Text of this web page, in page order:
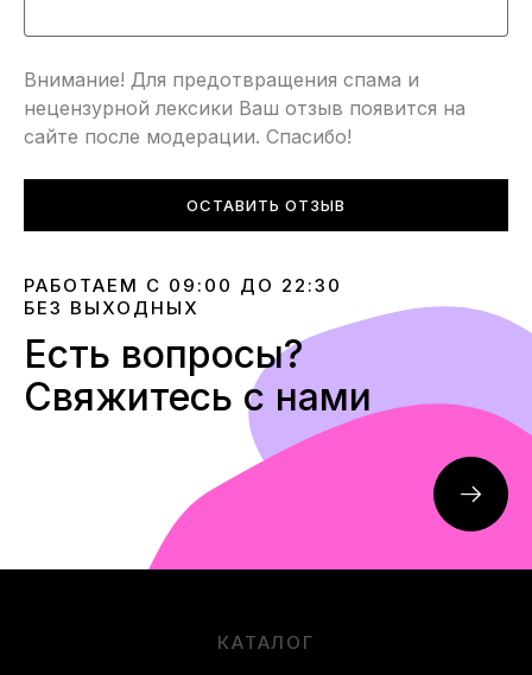
Внимание! Для предотвращения спама и
нецензурной лексики Ваш отзыв появится на
сайте после модерации. Спасибо!
ОСТАВИТЬ ОТЗЫВ
РАБОТАЕМ С 09:00 ДО 22:30
БЕЗ ВЫХОДНЫХ
Есть вопросы?
Свяжитесь с нами
КАТАЛОГ